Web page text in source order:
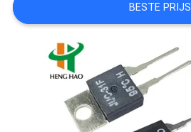
PRIVACY
POLICY
BESTE PRIJS